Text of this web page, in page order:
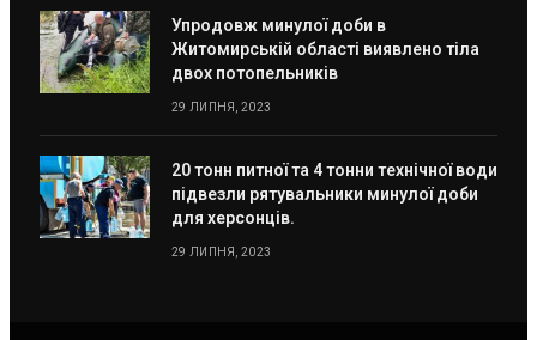
Упродовж минулої доби в
Житомирській області виявлено тіла
двох потопельників
29 ЛИПНЯ, 2023
20 тонн питної та 4 тонни технічної води
підвезли рятувальники минулої доби
для херсонців.
29 ЛИПНЯ, 2023